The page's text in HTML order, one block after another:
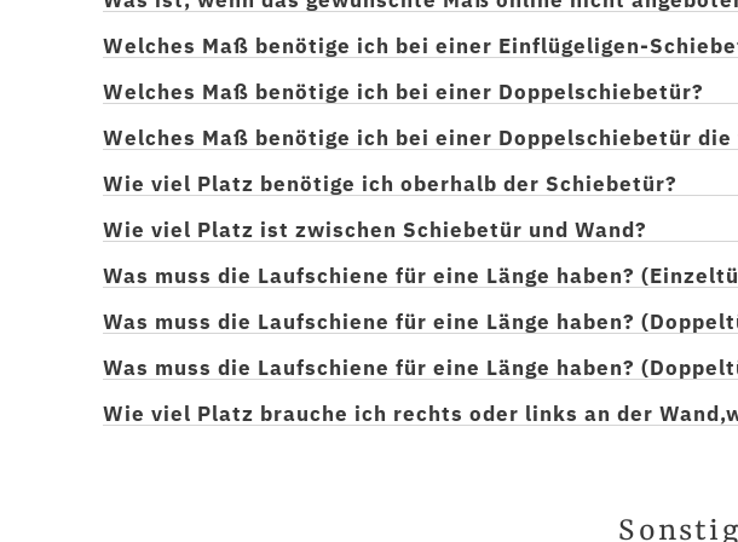
Welches Maß benötige ich bei einer Einflügeligen-
Welches Maß benötige ich bei einer Doppelschiebetür?
Welches Maß benötige ich bei einer Doppelschiebetür
Wie viel Platz benötige ich oberhalb der Schiebetür?
Wie viel Platz ist zwischen Schiebetür und Wand?
Was muss die Laufschiene für eine Länge haben?
Was muss die Laufschiene für eine Länge haben?
Was muss die Laufschiene für eine Länge haben?
Wie viel Platz brauche ich rechts oder links an der